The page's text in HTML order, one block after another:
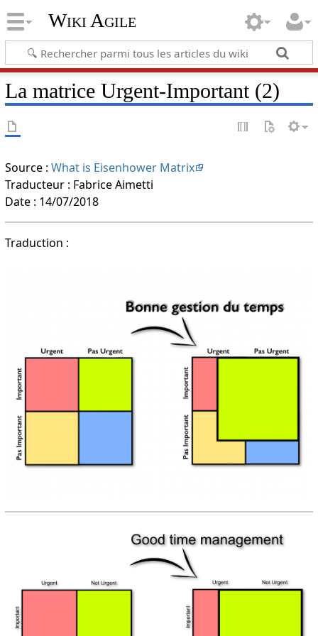
Wiki Agile
La matrice Urgent-Important (2)
Source : What is Eisenhower Matrix
Traducteur : Fabrice Aimetti
Date : 14/07/2018
Traduction :